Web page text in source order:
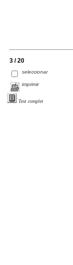
3 / 20
seleccionar
imprimir
Text complet